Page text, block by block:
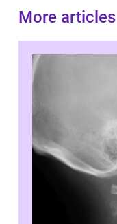
More articles